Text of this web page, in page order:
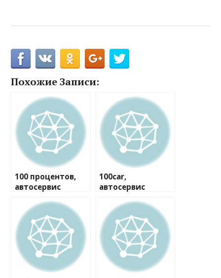
Похожие Записи:
100 процентов,
автосервис
100car,
автосервис